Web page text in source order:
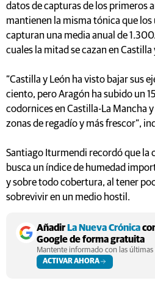
datos de capturas de los primeros
mantienen la misma tónica que los
capturan una media anual de
cuales la mitad se cazan en Castilla
“Castilla y León ha visto bajar sus
ciento, pero Aragón ha subido un
codornices en Castilla-La Mancha
zonas de regadío y más frescor”,
Santiago Iturmendi recordó que la
busca un índice de humedad
y sobre todo cobertura, al tener
sobrevivir en un medio hostil.
AñadirLa Nueva Crónica
Google de forma gratuita
Mantente informado con las
ACTIVAR AHORA